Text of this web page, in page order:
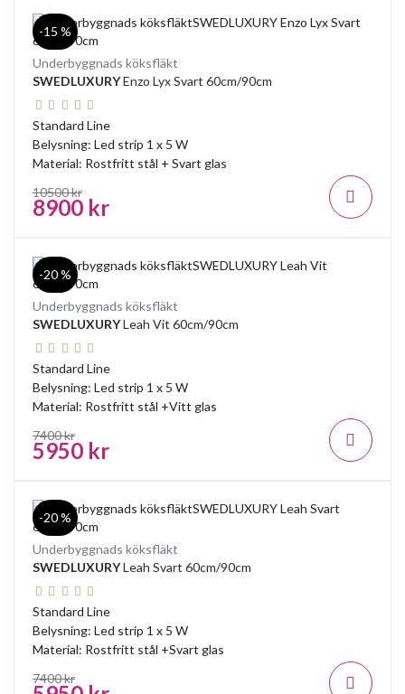
-15 %
Underbyggnads köksfläkt
SWEDLUXURYEnzo Lyx Svart 60cm/90cm
8900 kr
10500 kr
Standard Line
Belysning: Led strip 1 x 5 W
Material: Rostfritt stål + Svart glas
-20 %
Underbyggnads köksfläkt
SWEDLUXURYLeah Vit 60cm/90cm
5950 kr
7400 kr
Standard Line
Belysning: Led strip 1 x 5 W
Material: Rostfritt stål +Vitt glas
-20 %
Underbyggnads köksfläkt
SWEDLUXURYLeah Svart 60cm/90cm
7400 kr
Standard Line
Belysning: Led strip 1 x 5 W
Material: Rostfritt stål +Svart glas